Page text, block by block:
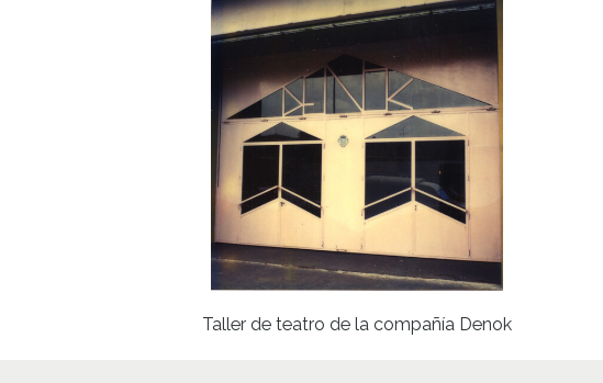
Taller de teatro de la compañía Denok